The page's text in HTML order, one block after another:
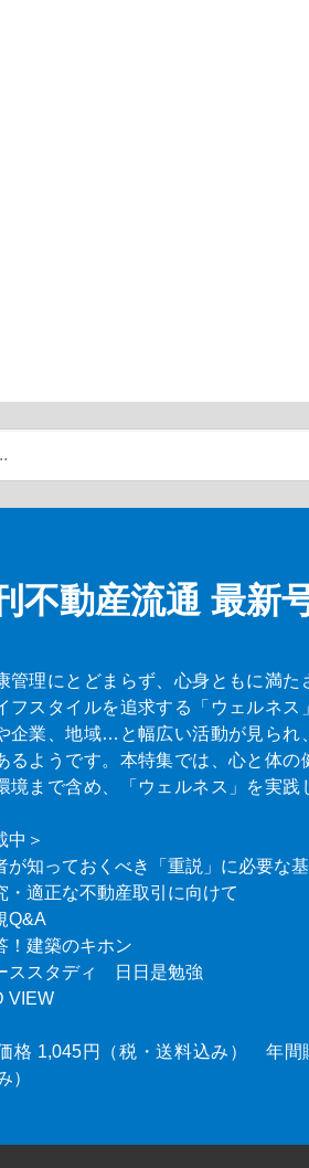
不動産流通 最新
管理にとどまらず、心身ともに満
フスタイルを追求する「ウェルネス
企業、地域…と幅広い活動が見られ
るようです。本特集では、心と体
境まで含め、「ウェルネス」を実践
中＞
が知っておくべき「重説」に必要な
・適正な不動産取引に向けて
Q&A
！建築のキホン
ススタディ 日日是勉強
VIEW
格 1,045円（税・送料込み） 年間
）